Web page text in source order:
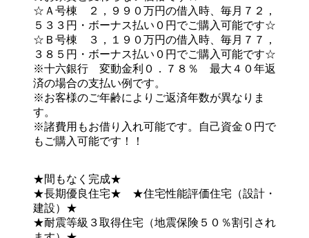
☆Ａ号棟 ２，９９０万円の借入時、毎月７２，
５３３円・ボーナス払い０円でご購入可能です☆
☆Ｂ号棟 ３，１９０万円の借入時、毎月７７，
３８５円・ボーナス払い０円でご購入可能です☆
※十六銀行 変動金利０．７８％ 最大４０年返
済の場合の支払い例です。
※お客様のご年齢によりご返済年数が異なりま
す。
※諸費用もお借り入れ可能です。自己資金０円で
もご購入可能です！！
★間もなく完成★
★長期優良住宅★ ★住宅性能評価住宅（設計・
建設）★
★耐震等級３取得住宅（地震保険５０％割引され